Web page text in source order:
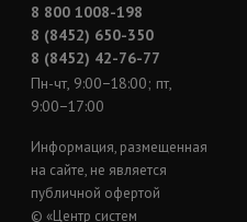
8 800 1008-198
8 (8452) 650-350
8 (8452) 42-76-77
Пн-чт, 9:00−18:00; пт,
9:00−17:00
Информация, размещенная
на сайте, не является
публичной офертой
© «Центр систем